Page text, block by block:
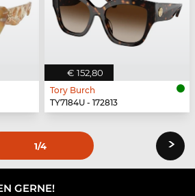
€ 152,80
Tory Burch
TY7184U - 172813
1/4 ›
GERNE!